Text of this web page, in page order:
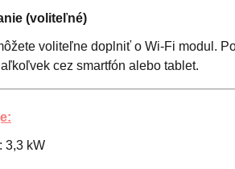
(voliteľné)
voliteľne doplniť o Wi-Fi modul.
cez smartfón alebo tablet.
3,3 kW